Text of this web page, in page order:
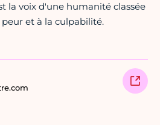
la voix d'une humanité classée
et à la culpabilité.